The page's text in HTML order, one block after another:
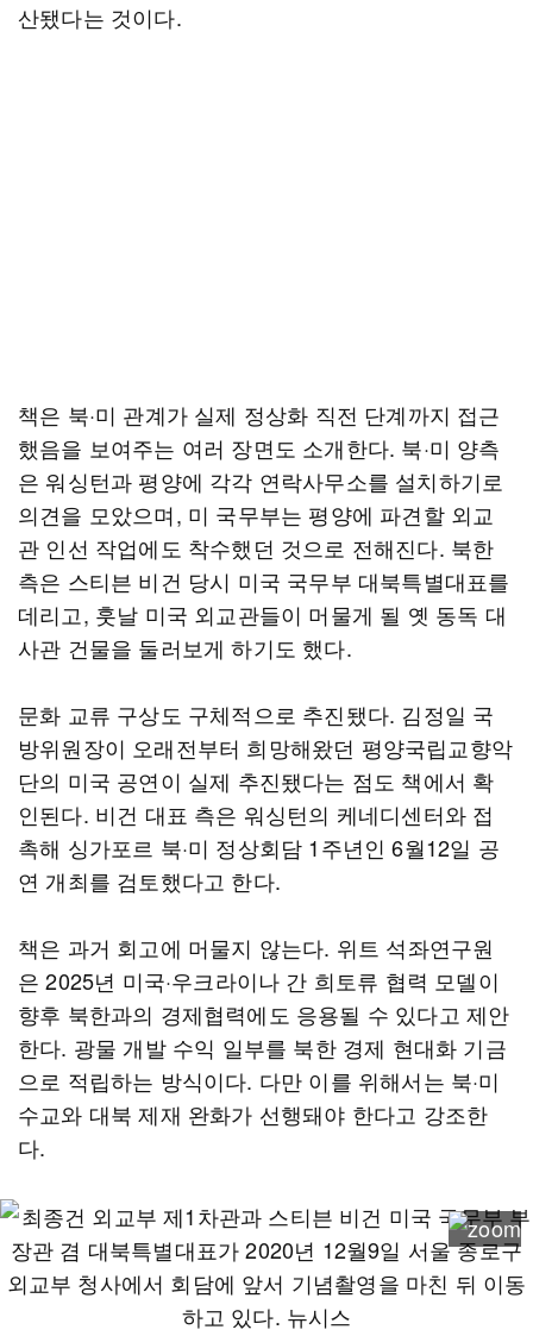
산됐다는 것이다.
책은 북·미 관계가 실제 정상화 직전 단계까지 접근
했음을 보여주는 여러 장면도 소개한다. 북·미 양측
은 워싱턴과 평양에 각각 연락사무소를 설치하기로
의견을 모았으며, 미 국무부는 평양에 파견할 외교
관 인선 작업에도 착수했던 것으로 전해진다. 북한
측은 스티븐 비건 당시 미국 국무부 대북특별대표를
데리고, 훗날 미국 외교관들이 머물게 될 옛 동독 대
사관 건물을 둘러보게 하기도 했다.
문화 교류 구상도 구체적으로 추진됐다. 김정일 국
방위원장이 오래전부터 희망해왔던 평양국립교향악
단의 미국 공연이 실제 추진됐다는 점도 책에서 확
인된다. 비건 대표 측은 워싱턴의 케네디센터와 접
촉해 싱가포르 북·미 정상회담 1주년인 6월12일 공
연 개최를 검토했다고 한다.
책은 과거 회고에 머물지 않는다. 위트 석좌연구원
은 2025년 미국·우크라이나 간 희토류 협력 모델이
향후 북한과의 경제협력에도 응용될 수 있다고 제안
한다. 광물 개발 수익 일부를 북한 경제 현대화 기금
으로 적립하는 방식이다. 다만 이를 위해서는 북·미
수교와 대북 제재 완화가 선행돼야 한다고 강조한
다.